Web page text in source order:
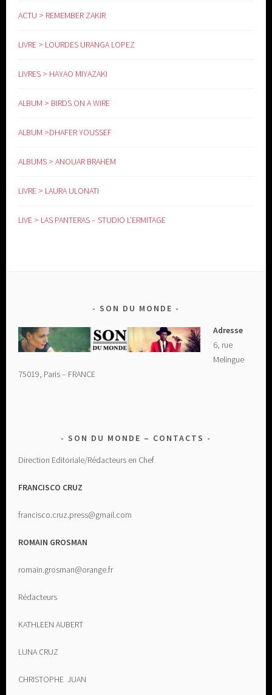
ACTU > REMEMBER ZAKIR
LIVRE > LOURDES URANGA LOPEZ
LIVRES > HAYAO MIYAZAKI
ALBUM > BIRDS ON A WIRE
ALBUM >DHAFER YOUSSEF
ALBUMS > ANOUAR BRAHEM
LIVRE > LAURA ULONATI
LIVE > LAS PANTERAS – STUDIO L’ERMITAGE
SON DU MONDE
Adresse
6, rue
Melingue
75019, Paris – FRANCE
SON DU MONDE – CONTACTS
Direction Editoriale/Rédacteurs en Chef
FRANCISCO CRUZ
francisco.cruz.press@gmail.com
ROMAIN GROSMAN
romain.grosman@orange.fr
Rédacteurs
KATHLEEN AUBERT
LUNA CRUZ
CHRISTOPHE JUAN